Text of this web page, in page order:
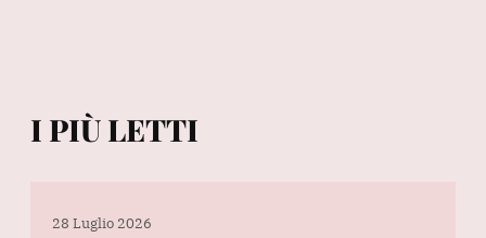
I PIÙ LETTI
28 Luglio 2026